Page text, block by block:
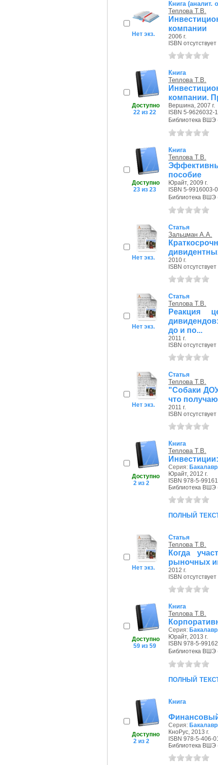
Нет экз.
Книга (аналит.
Теплова Т.В.
компании
2006 г.
ISBN отсутствует
Доступно
22 из 22
Книга
Теплова Т.В.
компании.
Вершина, 2007 г.
ISBN 5-9626032-
Библиотека ВШЭ
Доступно
23 из 23
Книга
Теплова Т.В.
пособие
Юрайт, 2009 г.
ISBN 5-9916003-
Библиотека ВШЭ
Нет экз.
Статья
Зальцман А.А.
2010 г.
ISBN отсутствует
Нет экз.
Статья
Теплова Т.В.
Реакция
до и по...
2011 г.
ISBN отсутствует
Нет экз.
Статья
Теплова Т.В.
"Собаки
что
2011 г.
ISBN отсутствует
Доступно
2 из 2
Книга
Теплова Т.В.
Серия:
Юрайт, 2012 г.
ISBN 978-5-
Библиотека ВШЭ
полный
Нет экз.
Статья
Теплова Т.В.
Когда
рыночных
2012 г.
ISBN отсутствует
Доступно
59 из 59
Книга
Теплова Т.В.
Серия:
Юрайт, 2013 г.
ISBN 978-5-
Библиотека ВШЭ
полный
Доступно
2 из 2
Книга
Серия:
КноРус, 2013 г.
ISBN 978-5-406-
Библиотека ВШЭ